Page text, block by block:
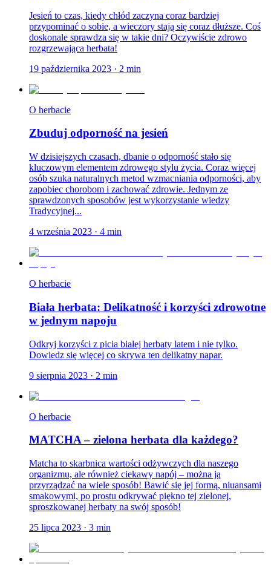
Jesień to czas, kiedy chłód zaczyna coraz bardziej
przypominać o sobie, a wieczory stają się coraz dłuższe. Coś
doskonale sprawdza się w takie dni? Oczywiście zdrowo
rozgrzewająca herbata!
19 października 2023 · 2 min
O herbacie
Zbuduj odporność na jesień
W dzisiejszych czasach, dbanie o odporność stało się
kluczowym elementem zdrowego stylu życia. Coraz więcej
osób szuka naturalnych metod wzmacniania odporności, aby
zapobiec chorobom i zachować zdrowie. Jednym ze
sprawdzonych sposobów jest wykorzystanie wiedzy
Tradycyjnej...
4 września 2023 · 4 min
O herbacie
Biała herbata: Delikatność i korzyści zdrowotne
w jednym napoju
Odkryj korzyści z picia białej herbaty latem i nie tylko.
Dowiedz się więcej co skrywa ten delikatny napar.
9 sierpnia 2023 · 2 min
O herbacie
MATCHA – zielona herbata dla każdego?
Matcha to skarbnica wartości odżywczych dla naszego
organizmu, ale również ciekawy napój – można ją
przyrządzać na wiele sposób! Bawić się jej formą, niuansami
smakowymi, po prostu odkrywać piękno tej zielonej,
sproszkowanej herbaty na swój sposób!
25 lipca 2023 · 3 min